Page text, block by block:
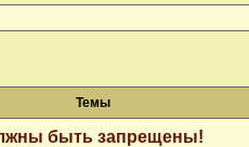
Темы
быть запрещены!